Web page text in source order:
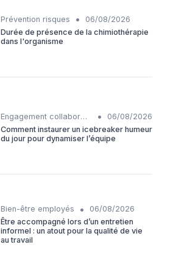
Prévention risques •
06/08/2026
Durée de présence de la chimiothérapie
dans l'organisme
Engagement collaborateurs •
06/08/2026
Comment instaurer un icebreaker humeur
du jour pour dynamiser l’équipe
Bien-être employés •
06/08/2026
Être accompagné lors d’un entretien
informel : un atout pour la qualité de vie
au travail